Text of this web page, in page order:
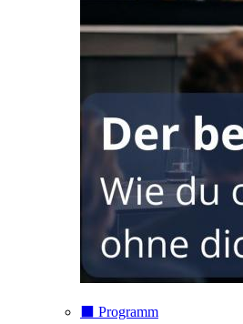
⬛️ Programm